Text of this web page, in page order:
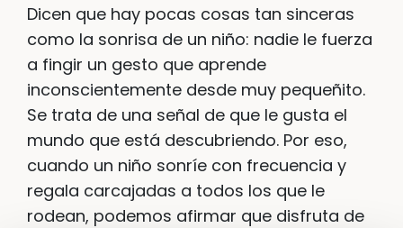
Dicen que hay pocas cosas tan sinceras
como la sonrisa de un niño: nadie le fuerza
a fingir un gesto que aprende
inconscientemente desde muy pequeñito.
Se trata de una señal de que le gusta el
mundo que está descubriendo. Por eso,
cuando un niño sonríe con frecuencia y
regala carcajadas a todos los que le
rodean, podemos afirmar que disfruta de